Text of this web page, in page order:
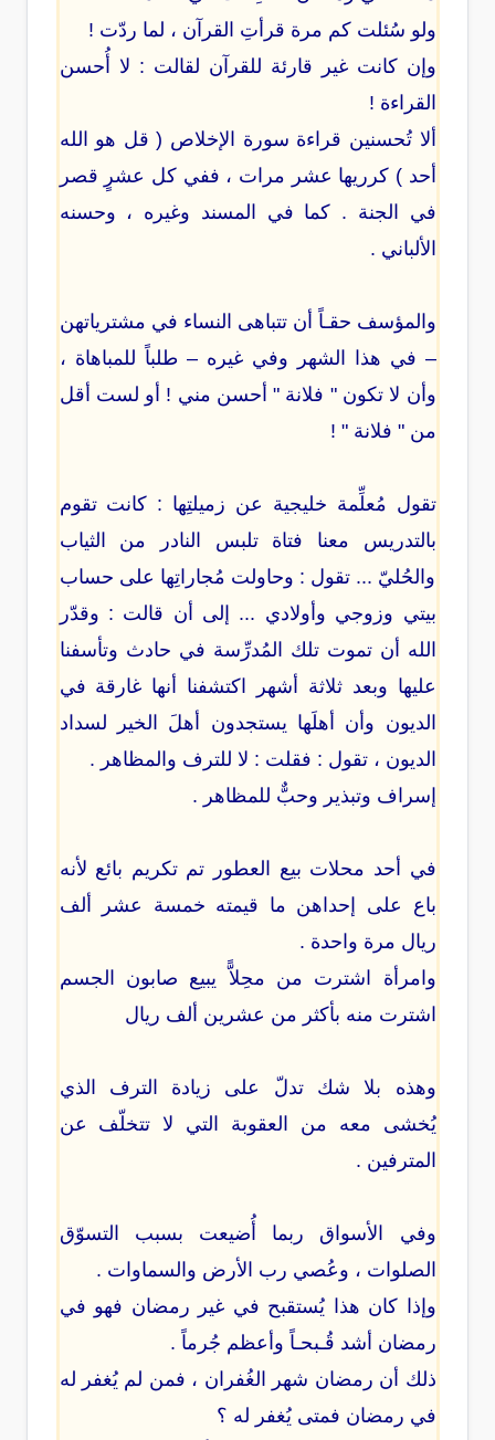
ولو سُئلت كم مرة قرأتِ القرآن ، لما ردّت !
وإن كانت غير قارئة للقرآن لقالت : لا أُحسن
القراءة !
ألا تُحسنين قراءة سورة الإخلاص ( قل هو الله
أحد ) كرريها عشر مرات ، ففي كل عشرٍ قصر
في الجنة . كما في المسند وغيره ، وحسنه
الألباني .
والمؤسف حقـاً أن تتباهى النساء في مشترياتهن
– في هذا الشهر وفي غيره – طلباً للمباهاة ،
وأن لا تكون " فلانة " أحسن مني ! أو لست أقل
من " فلانة " !
تقول مُعلِّمة خليجية عن زميلتِها : كانت تقوم
بالتدريس معنا فتاة تلبس النادر من الثياب
والحُليّ ... تقول : وحاولت مُجاراتِها على حساب
بيتي وزوجي وأولادي ... إلى أن قالت : وقدّر
الله أن تموت تلك المُدرِّسة في حادث وتأسفنا
عليها وبعد ثلاثة أشهر اكتشفنا أنها غارقة في
الديون وأن أهلَها يستجدون أهلَ الخير لسداد
الديون ، تقول : فقلت : لا للترف والمظاهر .
إسراف وتبذير وحبٌّ للمظاهر .
في أحد محلات بيع العطور تم تكريم بائع لأنه
باع على إحداهن ما قيمته خمسة عشر ألف
ريال مرة واحدة .
وامرأة اشترت من محِلاًّ يبيع صابون الجسم
اشترت منه بأكثر من عشرين ألف ريال
وهذه بلا شك تدلّ على زيادة الترف الذي
يُخشى معه من العقوبة التي لا تتخلّف عن
المترفين .
وفي الأسواق ربما أُضيعت بسبب التسوّق
الصلوات ، وعُصي رب الأرض والسماوات .
وإذا كان هذا يُستقبح في غير رمضان فهو في
رمضان أشد قُـبحـاً وأعظم جُرماً .
ذلك أن رمضان شهر الغُفران ، فمن لم يُغفر له
في رمضان فمتى يُغفر له ؟